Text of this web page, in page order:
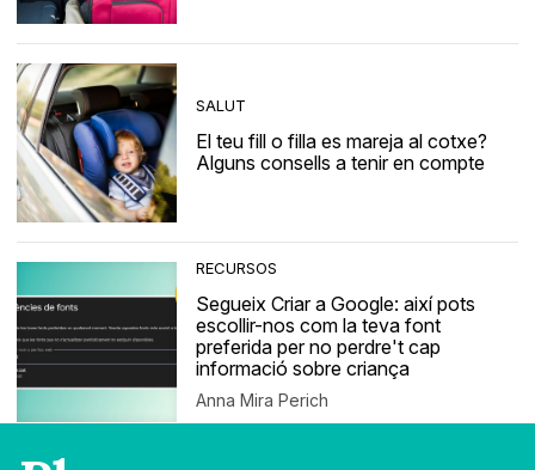
SALUT
El teu fill o filla es mareja al cotxe?
Alguns consells a tenir en compte
RECURSOS
Segueix Criar a Google: així pots
escollir-nos com la teva font
preferida per no perdre't cap
informació sobre criança
Anna Mira Perich